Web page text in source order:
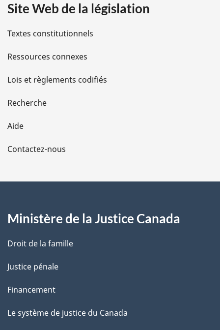
i
l
s
d
e
l
a
e
Site Web de la législation
Textes constitutionnels
Ressources connexes
Lois et règlements codifiés
Recherche
Aide
Contactez-nous
Ministère de la Justice Canada
Droit de la famille
Justice pénale
Financement
Le système de justice du Canada